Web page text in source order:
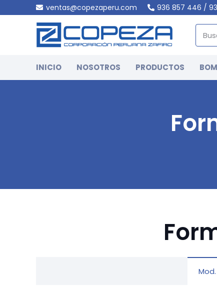
ventas@copezaperu.com 936 857 446 /
INICIO NOSOTROS PRODUCTOS